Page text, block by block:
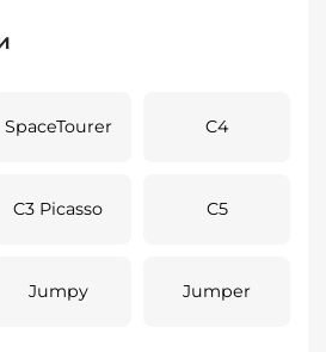
SpaceTourer C4
C3 Picasso C5
Jumpy Jumper